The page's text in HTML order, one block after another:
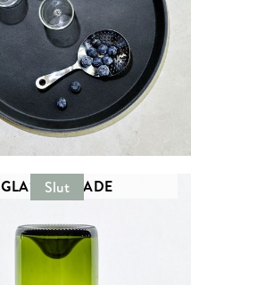
GLAS - REMADE
Slut